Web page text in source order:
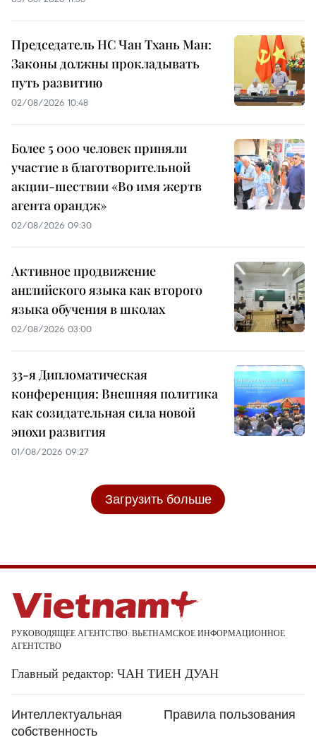
Председатель НС Чан Тхань Ман:
Законы должны прокладывать
путь развитию
02/08/2026 10:48
Более 5 000 человек приняли
участие в благотворительной
акции-шествии «Во имя жертв
агента орандж»
02/08/2026 09:30
Активное продвижение
английского языка как второго
языка обучения в школах
02/08/2026 03:00
33-я Дипломатическая
конференция: Внешняя политика
как созидательная сила новой
эпохи развития
01/08/2026 09:27
Загрузить больше
РУКОВОДЯЩЕЕ АГЕНТСТВО: ВЬЕТНАМСКОЕ ИНФОРМАЦИОННОЕ
АГЕНТСТВО
Главный редактор: ЧАН ТИЕН ДУАН
Интеллектуальная
собственность
Правила пользования